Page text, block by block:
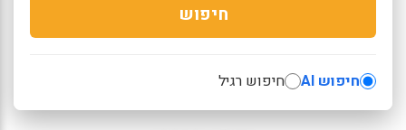
חיפוש
חיפוש AI חיפוש רגיל